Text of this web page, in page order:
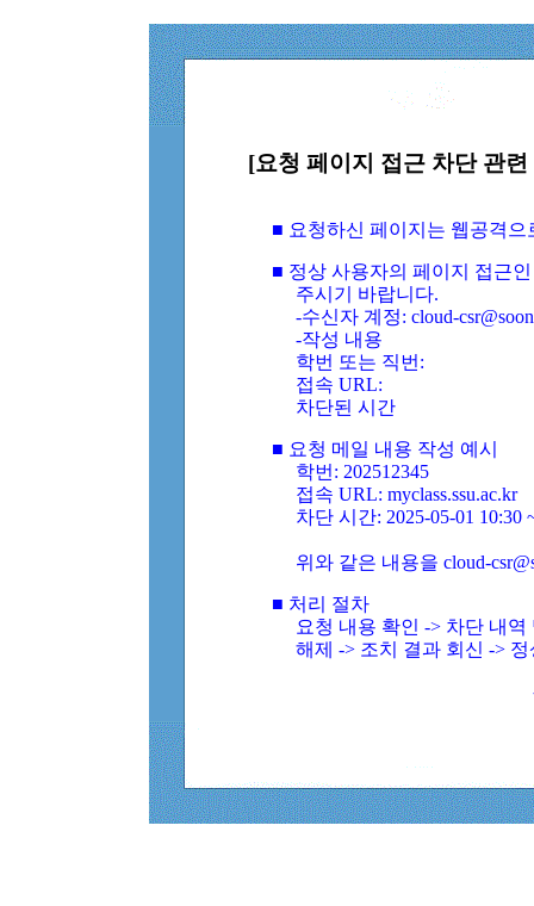
[요청 페이지 접근 차단 관
■ 요청하신 페이지는 웹공격
■ 정상 사용자의 페이지 접근
주시기 바랍니다.
-수신자 계정: cloud-
-작성 내용
학번 또는 직번:
접속 URL:
차단된 시간
■ 요청 메일 내용 작성 예시
학번: 202512345
접속 URL: myclass.ssu.ac.kr
차단 시간: 2025-05-01 10:30
위와 같은 내용을 cloud-
■ 처리 절차
요청 내용 확인 -> 차단 내
해제 -> 조치 결과 회신 ->